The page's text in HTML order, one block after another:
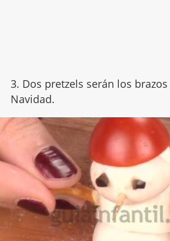
3. Dos pretzels serán los
Navidad.